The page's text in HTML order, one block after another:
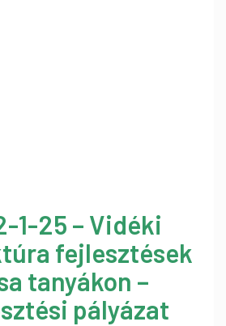
1-25 – Vidéki
fejlesztések
tanyákon –
pályázat